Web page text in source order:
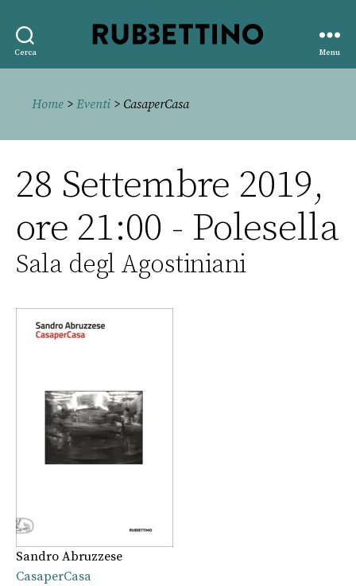
Cerca
editore
Menu
Home > Eventi > CasaperCasa
28 Settembre 2019,
ore 21:00 - Polesella
Sala degl Agostiniani
Sandro Abruzzese
CasaperCasa